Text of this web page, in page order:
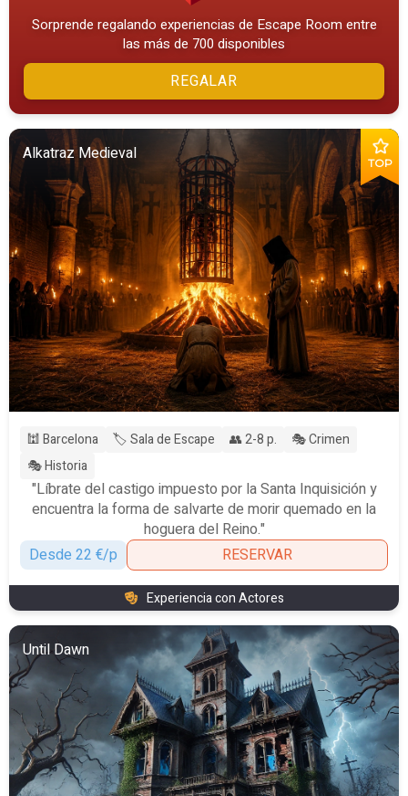
Sorprende regalando experiencias de Escape Room entre
las más de 700 disponibles
REGALAR
TOP
Alkatraz Medieval
🕍 Barcelona 🏷️ Sala de Escape 👥 2-8 p.
🎭 Crimen
🎭 Historia
"Líbrate del castigo impuesto por la Santa Inquisición y
encuentra la forma de salvarte de morir quemado en la
hoguera del Reino."
Desde 22 €/p
RESERVAR
Experiencia con Actores
Until Dawn